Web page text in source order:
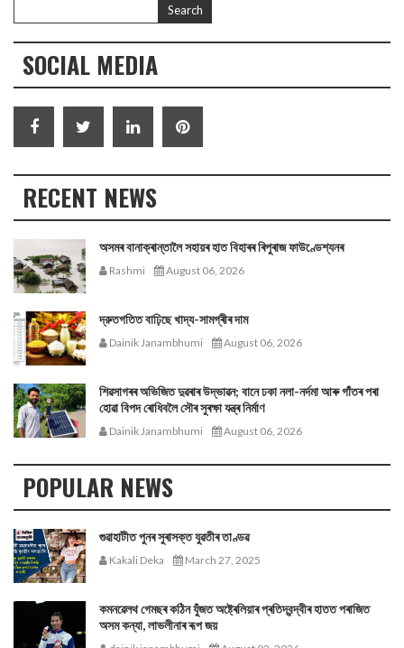
SOCIAL MEDIA
RECENT NEWS
অসমৰ বানাক্ৰান্তালৈ সহায়ৰ হাত বিহাৰৰ ৰিপুৰাজ ফাউণ্ডেশ্যনৰ
Rashmi August 06, 2026
দ্রুতগতিত বাঢ়িছে খাদ্য-সামগ্ৰীৰ দাম
Dainik Janambhumi August 06, 2026
শিৱসাগৰৰ অভিজিত দুৱৰাৰ উদ্ভাৱন; বানে ঢকা নলা-নৰ্দমা আৰু গাঁতৰ পৰা
হোৱা বিপদ ৰোধিবলৈ সৌৰ সুৰক্ষা যন্ত্ৰ নিৰ্মাণ
Dainik Janambhumi August 06, 2026
POPULAR NEWS
গুৱাহাটীত পুনৰ সুৰাসক্ত যুৱতীৰ তাণ্ডৱ
Kakali Deka March 27, 2025
কমনৱেলথ গেমছৰ কঠিন যুঁজত অষ্ট্ৰেলিয়াৰ প্ৰতিদ্বন্দ্বীৰ হাতত পৰাজিত
অসম কন্যা, লাভলীনাৰ ৰূপ জয়